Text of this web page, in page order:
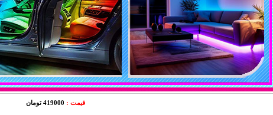
قیمت : 419000 تومان